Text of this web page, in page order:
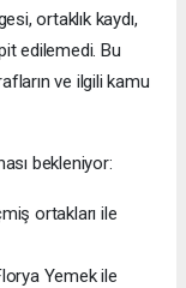
ortaklık kaydı,
edilemedi. Bu
ve ilgili kamu
bekleniyor:
ortakları ile
Yemek ile